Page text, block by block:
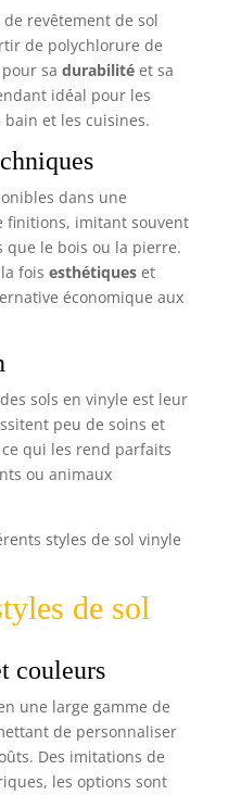
revêtement de sol
de polychlorure de
sa durabilitéet sa
idéal pour les
bain et les cuisines.
dans une
finitions, imitant souvent
le bois ou la pierre.
fois esthétiqueset
économique aux
sols en vinyle est leur
peu de soins et
qui les rend parfaits
ou animaux
styles de sol vinyle
de sol
couleurs
une large gamme de
de personnaliser
Des imitations de
les options sont